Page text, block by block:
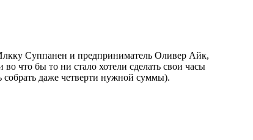
Суппанен и предприниматель Оливер Айк,
что бы то ни стало хотели сделать свои часы
даже четверти нужной суммы).